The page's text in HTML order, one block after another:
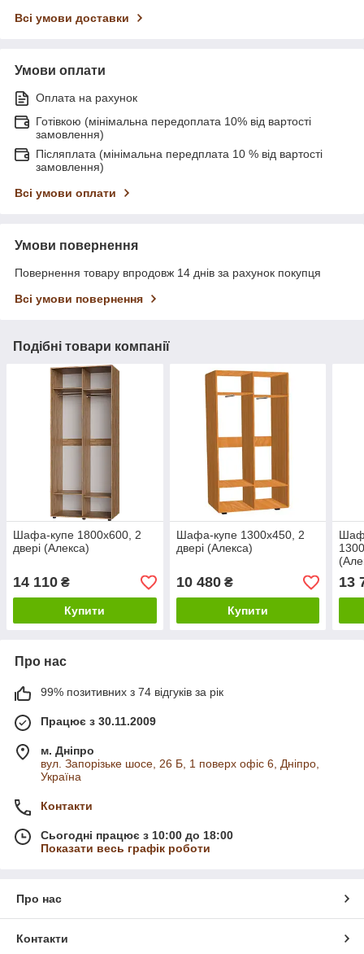
Всі умови доставки
Умови оплати
Оплата на рахунок
Готівкою (мінімальна передоплата 10% від вартості
замовлення)
Післяплата (мінімальна передплата 10 % від вартості
замовлення)
Всі умови оплати
Умови повернення
Повернення товару впродовж 14 днів за рахунок покупця
Всі умови повернення
Подібні товари компанії
Шафа-купе 1800х600, 2
двері (Алекса)
14 110 ₴
Купити
Шафа-купе 1300х450, 2
двері (Алекса)
10 480₴
Купити
13
Про нас
99% позитивних з 74 відгуків за рік
Працює з 30.11.2009
м. Дніпро
вул. Запорізьке шосе, 26 Б, 1 поверх офіс 6, Дніпро,
Україна
Контакти
Сьогодні працює з 10:00 до 18:00
Показати весь графік роботи
Про нас
Контакти